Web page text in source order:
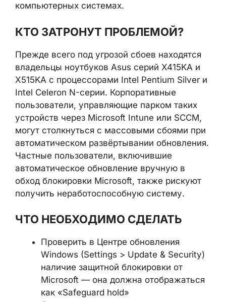
компьютерных системах.
КТО ЗАТРОНУТ ПРОБЛЕМОЙ?
Прежде всего под угрозой сбоев находятся
владельцы ноутбуков Asus серий X415KA и
X515KA с процессорами Intel Pentium Silver и
Intel Celeron N-серии. Корпоративные
пользователи, управляющие парком таких
устройств через Microsoft Intune или SCCM,
могут столкнуться с массовыми сбоями при
автоматическом развёртывании обновления.
Частные пользователи, включившие
автоматическое обновление вручную в
обход блокировки Microsoft, также рискуют
получить неработоспособную систему.
ЧТО НЕОБХОДИМО СДЕЛАТЬ
Проверить в Центре обновления
Windows (Settings > Update & Security)
наличие защитной блокировки от
Microsoft — она должна отображаться
как «Safeguard hold»